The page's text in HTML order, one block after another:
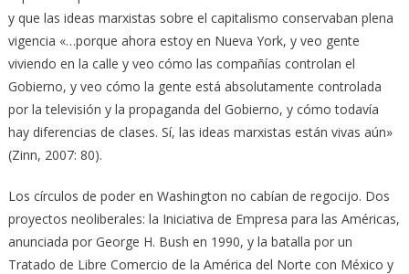
y que las ideas marxistas sobre el capitalismo conservaban plena
vigencia «…porque ahora estoy en Nueva York, y veo gente
viviendo en la calle y veo cómo las compañías controlan el
Gobierno, y veo cómo la gente está absolutamente controlada
por la televisión y la propaganda del Gobierno, y cómo todavía
hay diferencias de clases. Sí, las ideas marxistas están vivas aún»
(Zinn, 2007: 80).
Los círculos de poder en Washington no cabían de regocijo. Dos
proyectos neoliberales: la Iniciativa de Empresa para las Américas,
anunciada por George H. Bush en 1990, y la batalla por un
Tratado de Libre Comercio de la América del Norte con México y